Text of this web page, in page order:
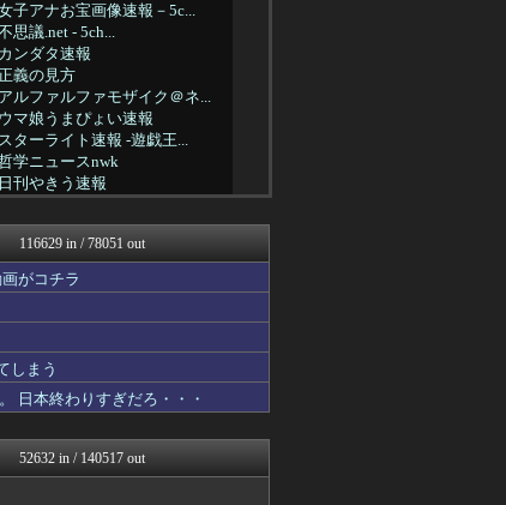
子アナお宝画像速報－5c...
思議.net - 5ch...
カンダタ速報
義の見方
アルファルファモザイク＠ネ...
ウマ娘うまぴょい速報
スターライト速報 -遊戯王...
学ニュースnwk
日刊やきう速報
レ的ゲーム速報＠刃
ほんわかMkⅡ
ぞくちゃんねる
そパンNEWS
道情報通～乃木坂46まと...
くモノニュース : 人生...
【サッカー まとめ】サカラ...
ルファルファモザイク＠ネ...
ラビット速報
116629 in / 78051 out
がコチラ
しまう
日本終わりすぎだろ・・・
52632 in / 140517 out